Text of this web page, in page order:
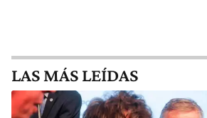
LAS MÁS LEÍDAS